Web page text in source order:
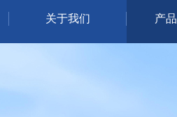
关于我们 产